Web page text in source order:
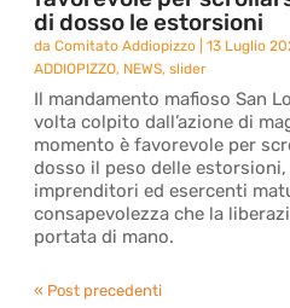
di dosso le estorsioni
daComitato Addiopizzo |13 Luglio
ADDIOPIZZO, NEWS,slider
Il mandamento mafioso San
volta colpito dall’azione di
momento è favorevole per
dosso il peso delle estorsioni,
imprenditori ed esercenti
consapevolezza che la
portata di mano.
« Post precedenti